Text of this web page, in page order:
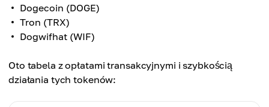
Dogecoin (DOGE)
Tron (TRX)
Dogwifhat (WIF)
Oto tabela z opłatami transakcyjnymi i szybkością
działania tych tokenów: